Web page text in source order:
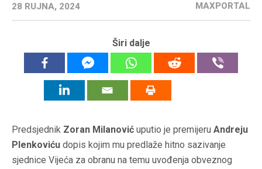
28 RUJNA, 2024 MAXPORTAL
Širi dalje
Predsjednik Zoran Milanović uputio je premijeru Andreju
Plenkoviću dopis kojim mu predlaže hitno sazivanje
sjednice Vijeća za obranu na temu uvođenja obveznog